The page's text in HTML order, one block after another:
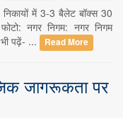
में 3-3 बैलेट बॉक्स 30
नगर निगम: नगर निगम
पढ़ें- ...
Read More
जागरूकता पर